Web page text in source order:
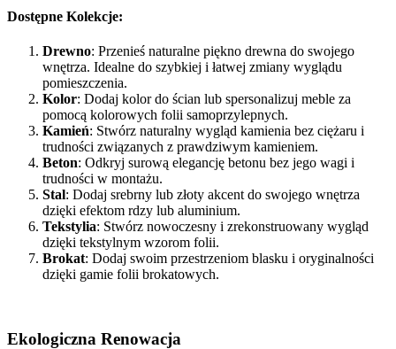
Dostępne Kolekcje:
Drewno: Przenieś naturalne piękno drewna do swojego
wnętrza. Idealne do szybkiej i łatwej zmiany wyglądu
pomieszczenia.
Kolor: Dodaj kolor do ścian lub spersonalizuj meble za
pomocą kolorowych folii samoprzylepnych.
Kamień: Stwórz naturalny wygląd kamienia bez ciężaru i
trudności związanych z prawdziwym kamieniem.
Beton: Odkryj surową elegancję betonu bez jego wagi i
trudności w montażu.
Stal: Dodaj srebrny lub złoty akcent do swojego wnętrza
dzięki efektom rdzy lub aluminium.
Tekstylia: Stwórz nowoczesny i zrekonstruowany wygląd
dzięki tekstylnym wzorom folii.
Brokat: Dodaj swoim przestrzeniom blasku i oryginalności
dzięki gamie folii brokatowych.
Ekologiczna Renowacja